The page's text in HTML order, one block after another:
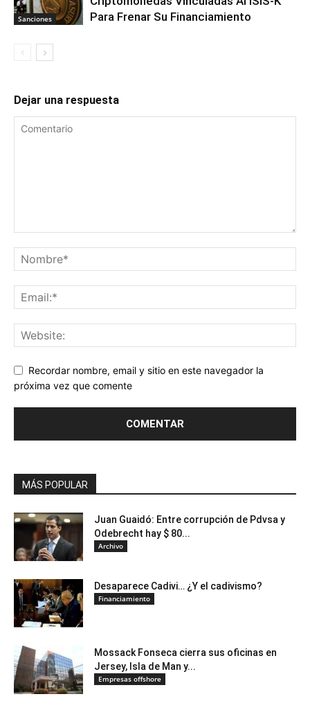
Sanciones
Para Frenar Su Financiamiento
Dejar una respuesta
Recordar nombre, email y sitio en este navegador la
próxima vez que comente
MÁS POPULAR
Juan Guaidó: Entre corrupción de Pdvsa y
Odebrecht hay $ 80...
Archivo
Desaparece Cadivi… ¿Y el cadivismo?
Financiamiento
Mossack Fonseca cierra sus oficinas en
Jersey, Isla de Man y...
Empresas offshore